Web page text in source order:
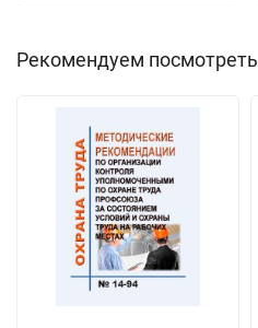
Рекомендуем посмотреть